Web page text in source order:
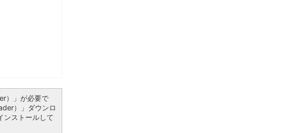
）」が必要で
）」ダウンロ
ンストールして